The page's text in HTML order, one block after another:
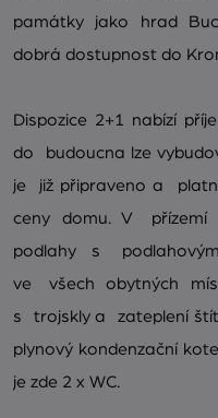
památky jako hrad
dobrá dostupnost do
Dispozice 2+1 nabízí
do budoucna lze
je již připraveno a
ceny domu. V přízemí
podlahy s
ve všech obytných
s trojskly a zateplení
plynový kondenzační
je zde 2 x WC.